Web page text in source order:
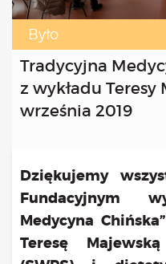
Było
Tradycyjna
z wykładu Teresy
września 2019
Dziękujemy
Fundacyjnym
Medycyna
Teresę
Grupa
Grupa
Kurs